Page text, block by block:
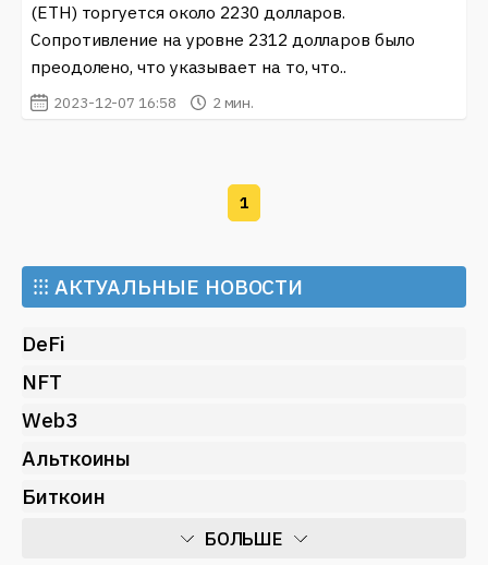
(ETH) торгуется около 2230 долларов.
Сопротивление на уровне 2312 долларов было
преодолено, что указывает на то, что..
2023-12-07 16:58 2 мин.
1
⁝⁝⁝ АКТУАЛЬНЫЕ НОВОСТИ
DeFi
NFT
Web3
Альткоины
Биткоин
БОЛЬШЕ